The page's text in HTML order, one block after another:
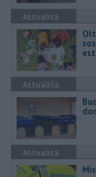
Attualità
Attualità
Attualità